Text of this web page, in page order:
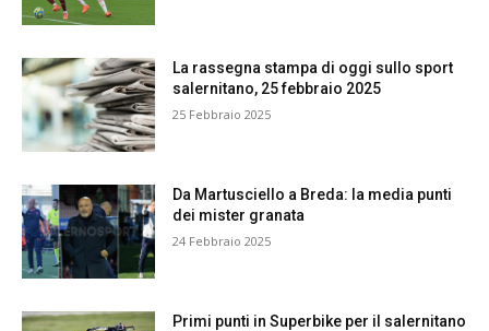
La rassegna stampa di oggi sullo sport
salernitano, 25 febbraio 2025
25 Febbraio 2025
Da Martusciello a Breda: la media punti
dei mister granata
24 Febbraio 2025
Primi punti in Superbike per il salernitano